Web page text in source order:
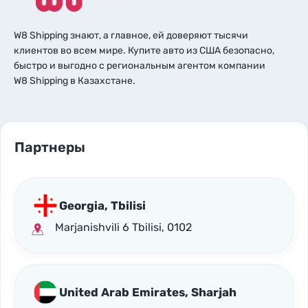
W8 Shipping знают, а главное, ей доверяют тысячи
клиентов во всем мире. Купите авто из США безопасно,
быстро и выгодно с региональным агентом компании
W8 Shipping в Казахстане.
Партнеры
Georgia, Tbilisi
Marjanishvili 6 Tbilisi, 0102
United Arab Emirates, Sharjah